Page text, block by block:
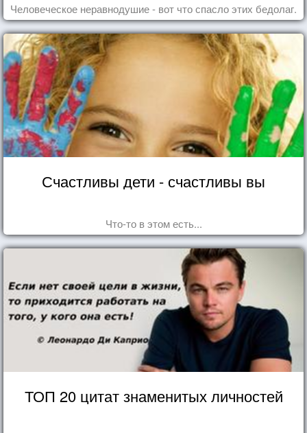
Человеческое неравнодушие - вот что спасло этих бедолаг.
Счастливы дети - счастливы вы
Что-то в этом есть...
ТОП 20 цитат знаменитых личностей